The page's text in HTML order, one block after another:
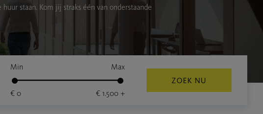
staan. Kom jij straks één van onderstaande
Min Max
€ 0 € 1.500 +
ZOEK NU